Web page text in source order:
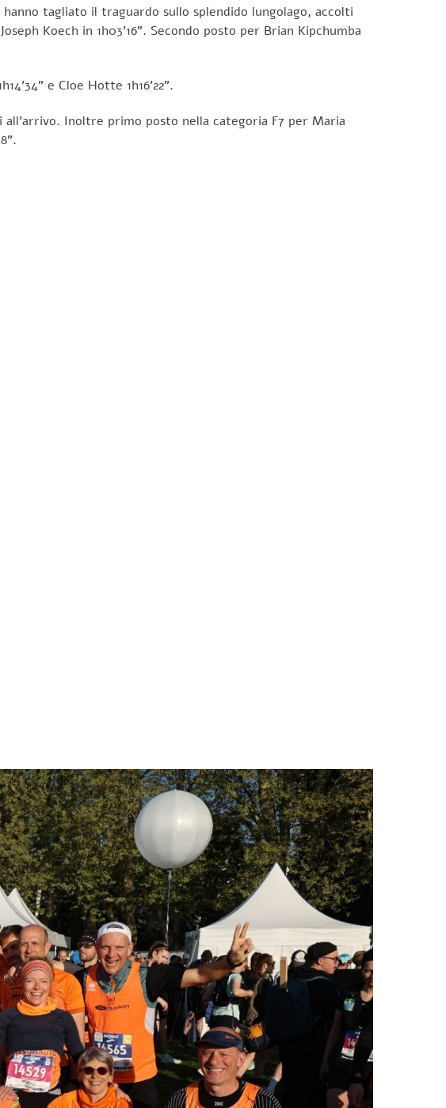
tagliato il traguardo sullo splendido lungolago, accolti
Koech in 1h03’16”. Secondo posto per Brian Kipchumba
e Cloe Hotte 1h16’22”.
all’arrivo. Inoltre primo posto nella categoria F7 per Maria